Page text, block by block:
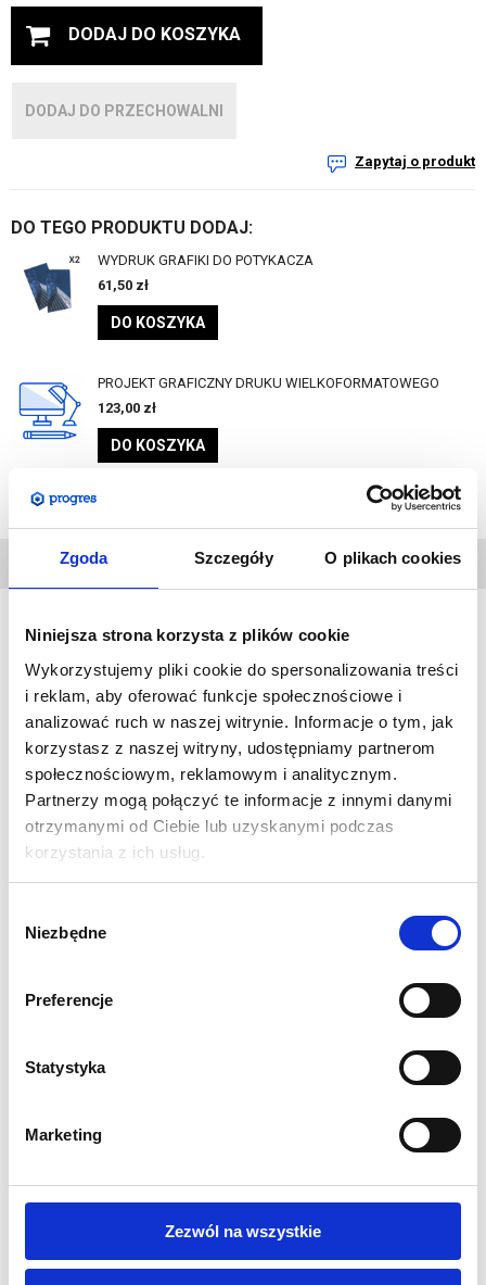
Zgoda Szczegóły O plikach cookies
Niniejsza strona korzysta z plików cookie
Wykorzystujemy pliki cookie do spersonalizowania treści
i reklam, aby oferować funkcje społecznościowe i
analizować ruch w naszej witrynie. Informacje o tym, jak
korzystasz z naszej witryny, udostępniamy partnerom
społecznościowym, reklamowym i analitycznym.
Partnerzy mogą połączyć te informacje z innymi danymi
otrzymanymi od Ciebie lub uzyskanymi podczas
korzystania z ich usług.
zgody
Niezbędne
Preferencje
Statystyka
Marketing
Zezwól na wszystkie
DODAJ DO KOSZYKA
DODAJ DO PRZECHOWALNI
Zapytaj o produkt
DO TEGO PRODUKTU DODAJ:
WYDRUK GRAFIKI DO POTYKACZA
61,50 zł
DO KOSZYKA
PROJEKT GRAFICZNY DRUKU WIELKOFORMATOWEGO
123,00 zł
DO KOSZYKA
DANE
TECHNICZNE
Potykacz OWZ to trwała i solidna konstrukcja, w całości
wykonana z metalu. Również plecy potykacza to
galwanizowana, stalowa płyta. Dzięki temu, potykacz może
być stosowany na zewnątrz, ale w ograniczonych warunkach
siły wiatru. Plakat zatrzaskiwany jest na zasadzie ramki OWZ.
Gruba osłona przykrywająca plakat posiada filtr UV, który
zabezpiecza wydruk przed utratą kolorów pod wpływem
promieni słonecznych. Profil ramki: 25 mm.
Znakomita jakość w stosunku do ceny.
Ocynkowane plecy sprawiają, że produkt jest niezwykle
Folia ochronna UV
Umożliwia zamontowanie plakatu w rozmiarze A2.
Solidny i wytrzymały.
oferowanego potykacza. W razie zainteresowania prosimy